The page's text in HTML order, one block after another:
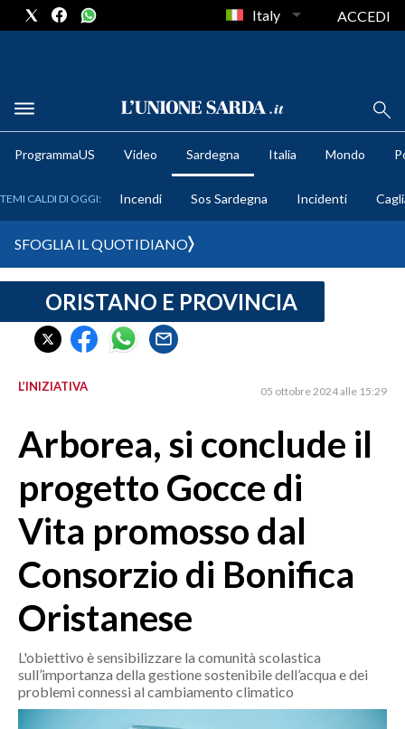
METEO
CRONACA SARDEGNA
CAGLIARI
SULCIS IGLESIENTE
ORISTANO E PROVINCIA
GALLURA
NUORO E PROVINCIA
OGLIASTRA
AGENDA
CRONACA
MONDO
Italy ACCEDI
ProgrammaUS Video Sardegna Italia Mondo
TEMI CALDI DI OGGI: Incendi Sos Sardegna Incidenti
SFOGLIA IL QUOTIDIANO
ORISTANO E PROVINCIA
L’INIZIATIVA 05 ottobre 2024 alle 15:29
Arborea, si conclude il
progetto Gocce di
Vita promosso dal
Consorzio di Bonifica
Oristanese
L'obiettivo è sensibilizzare la comunità scolastica
sull’importanza della gestione sostenibile dell’acqua e dei
problemi connessi al cambiamento climatico